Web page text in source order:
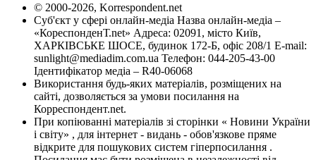
© 2000-2026, Korrespondent.net
Суб'єкт у сфері онлайн-медіа Назва онлайн-медіа –
«КореспонденТ.net» Адреса: 02091, місто Київ,
ХАРКІВСЬКЕ ШОСЕ, будинок 172-Б, офіс 208/1 E-mail:
sunlight@mediadim.com.ua Телефон: 044-205-43-00
Ідентифікатор медіа – R40-06068
Використання будь-яких матеріалів, розміщених на
сайті, дозволяється за умови посилання на
Корреспондент.net.
При копіюванні матеріалів зі сторінки « Новини України
і світу» , для інтернет - видань - обов'язкове пряме
відкрите для пошукових систем гіперпосилання .